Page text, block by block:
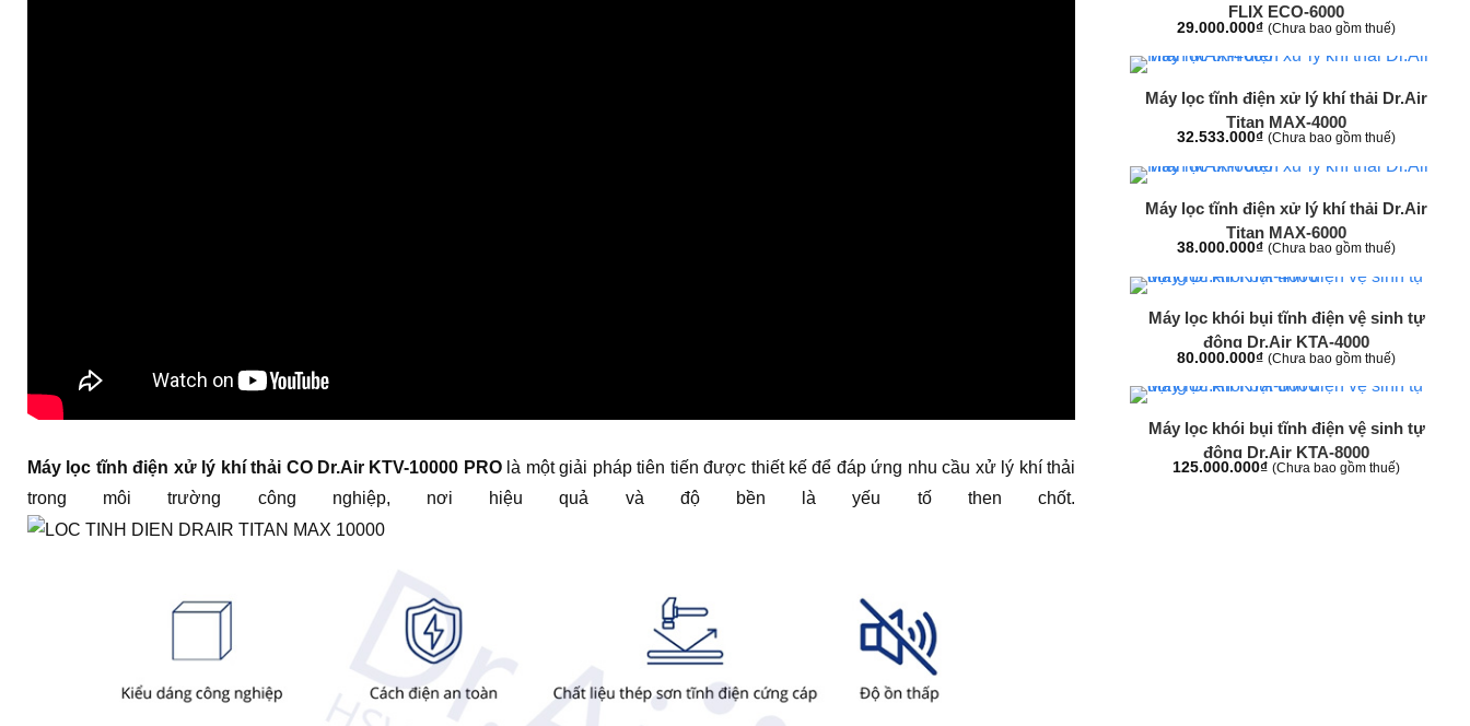
Máy lọc tĩnh điện xử lý khí thải CO Dr.Air KTV-10000 PROlà một giải pháp tiên tiến được thiết kế để đáp ứng nhu cầu xử lý khí thải
trong môi trường công nghiệp, nơi hiệu quả và độ bền là yếu tố then chốt.
FLIX ECO-6000
29.000.000₫ (Chưa bao gồm thuế)
Máy lọc tĩnh điện xử lý khí thải Dr.Air
Titan MAX-4000
32.533.000₫ (Chưa bao gồm thuế)
Máy lọc tĩnh điện xử lý khí thải Dr.Air
Titan MAX-6000
38.000.000₫ (Chưa bao gồm thuế)
Máy lọc khói bụi tĩnh điện vệ sinh tự
động Dr.Air KTA-4000
80.000.000₫ (Chưa bao gồm thuế)
Máy lọc khói bụi tĩnh điện vệ sinh tự
động Dr.Air KTA-8000
125.000.000₫ (Chưa bao gồm thuế)